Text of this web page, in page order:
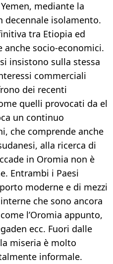
mediante la
decennale isolamento.
tra Etiopia ed
anche socio-economici.
insistono sulla stessa
commerciali
dei recenti
quelli provocati da el
un continuo
che comprende anche
alla ricerca di
in Oromia non è
Entrambi i Paesi
moderne e di mezzi
che sono ancora
l’Oromia appunto,
ecc. Fuori dalle
miseria è molto
informale.